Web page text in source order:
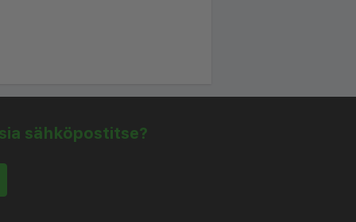
sähköpostitse?